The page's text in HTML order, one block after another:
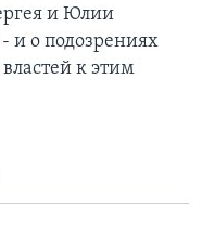
и Юлии
и о подозрениях
к этим